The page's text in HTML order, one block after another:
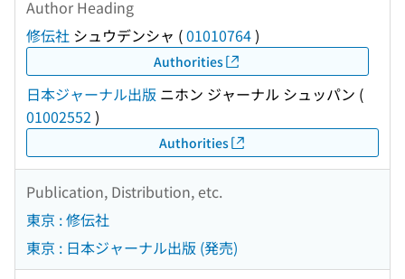
Author Heading
修伝社 シュウデンシャ (01010764)
Authorities
日本ジャーナル出版 ニホン ジャーナル シュッパン (
01002552 )
Authorities
Publication, Distribution, etc.
東京 : 修伝社
東京 : 日本ジャーナル出版 (発売)